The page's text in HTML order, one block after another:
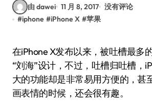
由 dawei 11 月 8, 2017 没有评论
#iphone #iPhone X #苹果
在iPhone X发布以来，被吐槽最多的地方之一就是其
“刘海”设计，不过，吐槽归吐槽，
大的功能却是非常易用方便的，甚
画表情的时候，还会很有趣。